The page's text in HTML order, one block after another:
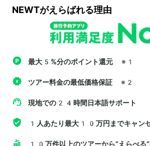
NEWTがえらばれる理由
最大5%分のポイント還元 ※1
ツアー料金の最低価格保証 ※2
現地での24時間日本語サポート
1人あたり最大10万円までキャン
10万件以上のツアーから“えらべる”